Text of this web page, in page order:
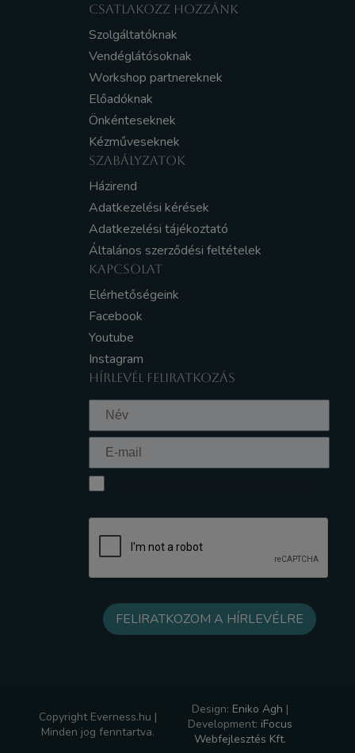
CSATLAKOZZ HOZZÁNK
Szolgáltatóknak
Vendéglátósoknak
Workshop partnereknek
Előadóknak
Önkénteseknek
Kézműveseknek
SZABÁLYZATOK
Házirend
Adatkezelési kérések
Adatkezelési tájékoztató
Általános szerződési feltételek
KAPCSOLAT
Elérhetőségeink
Facebook
Youtube
Instagram
HÍRLEVÉL FELIRATKOZÁS
Copyright Everness.hu |
Minden jog fenntartva.
Design: Eniko Agh |
Development: iFocus
Webfejlesztés Kft.